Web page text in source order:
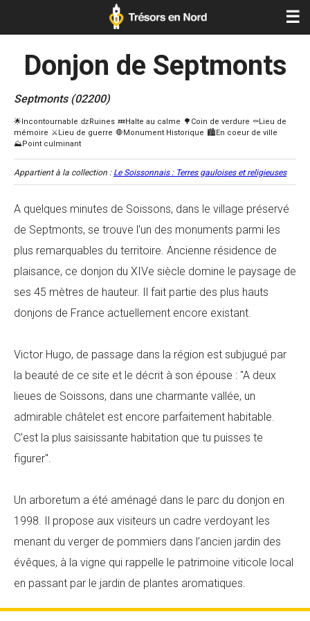
☰
Donjon de Septmonts
Septmonts (02200)
Appartient à la collection : Le Soissonnais : Terres gauloises et religieuses
A quelques minutes de Soissons, dans le village préservé
de Septmonts, se trouve l'un des monuments parmi les
plus remarquables du territoire. Ancienne résidence de
plaisance, ce donjon du XIVe siècle domine le paysage de
ses 45 mètres de hauteur. Il fait partie des plus hauts
donjons de France actuellement encore existant.
Victor Hugo, de passage dans la région est subjugué par
la beauté de ce site et le décrit à son épouse : "A deux
lieues de Soissons, dans une charmante vallée, un
admirable châtelet est encore parfaitement habitable.
C'est la plus saisissante habitation que tu puisses te
figurer".
Un arboretum a été aménagé dans le parc du donjon en
1998. Il propose aux visiteurs un cadre verdoyant les
menant du verger de pommiers dans l’ancien jardin des
évêques, à la vigne qui rappelle le patrimoine viticole local
en passant par le jardin de plantes aromatiques.